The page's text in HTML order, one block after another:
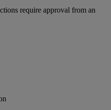
require approval from an